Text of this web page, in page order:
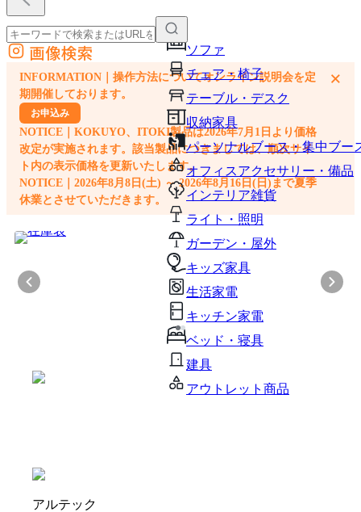
ソファ
チェア・椅子
テーブル・デスク
収納家具
パーソナルブース・集中ブー
オフィスアクセサリー・備品
インテリア雑貨
ライト・照明
ガーデン・屋外
キッズ家具
生活家電
キッチン家電
ベッド・寝具
建具
アウトレット商品
外部サイトの商品をカートに追加
他のサイトで見つけた商品ページのURLを貼り付けて、カートに追加できます
画像検索
INFORMATION｜操作方法についてオンライン説明会を定
期開催しております。
お申込み
NOTICE｜KOKUYO、ITOKI製品は2026年7月1日より価格
改定が実施されます。該当製品につきましては、順次サイ
ト内の表示価格を更新いたします。
NOTICE｜2026年8月8日(土) ～ 2026年8月16日(日)まで夏季
休業とさせていただきます。
×
アルテック